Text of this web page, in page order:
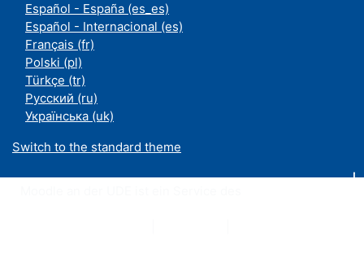
Español - España ‎(es_es)‎
Español - Internacional ‎(es)‎
Français ‎(fr)‎
Polski ‎(pl)‎
Türkçe ‎(tr)‎
Русский ‎(ru)‎
Українська ‎(uk)‎
Switch to the standard theme